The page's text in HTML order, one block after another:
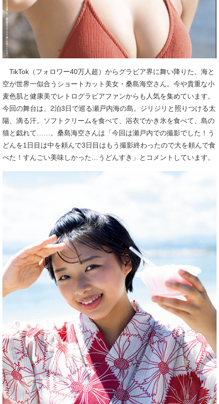
TikTok（フォロワー40万人超）からグラビア界に舞い降りた、海と
空が世界一似合うショートカット美女・桑島海空さん。今や貴重な小
麦色肌と健康美でレトログラビアファンからも人気を集めています。
今回の舞台は、2泊3日で巡る瀬戸内海の島。ジリジリと照りつける太
陽、滴る汗。ソフトクリームを食べて、浴衣でかき氷を食べて、島の
猫と戯れて……。桑島海空さんは「今回は瀬戸内での撮影でした！う
どんを1日目は中を頼んで3日目はもう撮影終わったので大を頼んで食
べた！すんごい美味しかった…うどんすき」とコメントしています。